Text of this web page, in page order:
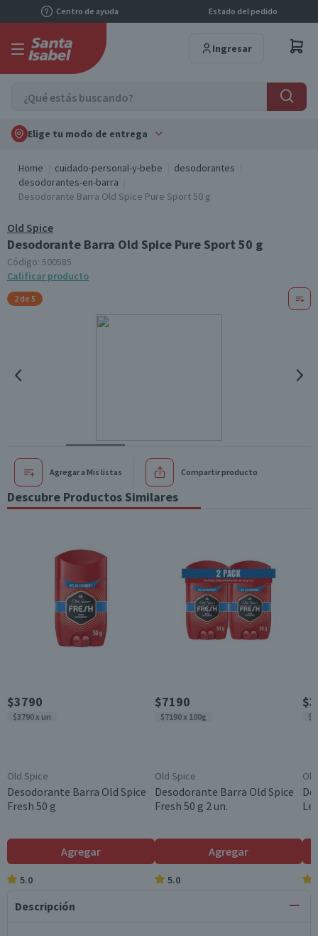
Centro de ayuda Estado del pedido
Ingresar
Elige tu modo de entrega
Home cuidado-personal-y-bebe
desodorantes
desodorantes-en-barra
Desodorante Barra Old Spice Pure Sport 50 g
Old Spice
Desodorante Barra Old Spice Pure Sport 50 g
Código: 500585
Calificar producto
2 de 5
Agregar a Mis listas Compartir producto
Descubre Productos Similares
$3790
$3790 x un
Old Spice
Desodorante Barra Old Spice
Fresh 50 g
Agregar
5.0
$7190
$7190 x 100g
Old Spice
Desodorante Barra Old Spice
Fresh 50 g 2 un.
Agregar
5.0
Descripción